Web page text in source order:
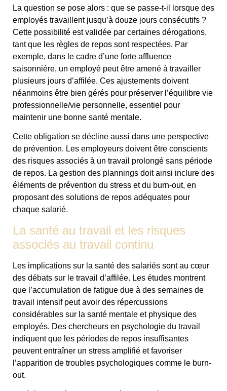
La question se pose alors : que se passe-t-il lorsque des
employés travaillent jusqu’à douze jours consécutifs ?
Cette possibilité est validée par certaines dérogations,
tant que les règles de repos sont respectées. Par
exemple, dans le cadre d’une forte affluence
saisonnière, un employé peut être amené à travailler
plusieurs jours d’affilée. Ces ajustements doivent
néanmoins être bien gérés pour préserver l’équilibre vie
professionnelle/vie personnelle, essentiel pour
maintenir une bonne santé mentale.
Cette obligation se décline aussi dans une perspective
de prévention. Les employeurs doivent être conscients
des risques associés à un travail prolongé sans période
de repos. La gestion des plannings doit ainsi inclure des
éléments de prévention du stress et du burn-out, en
proposant des solutions de repos adéquates pour
chaque salarié.
La santé au travail et les risques
associés au travail continu
Les implications sur la santé des salariés sont au cœur
des débats sur le travail d’affilée. Les études montrent
que l’accumulation de fatigue due à des semaines de
travail intensif peut avoir des répercussions
considérables sur la santé mentale et physique des
employés. Des chercheurs en psychologie du travail
indiquent que les périodes de repos insuffisantes
peuvent entraîner un stress amplifié et favoriser
l’apparition de troubles psychologiques comme le burn-
out.